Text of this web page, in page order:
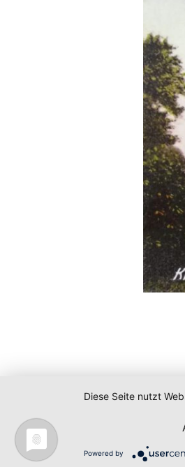
Diese Seite nutzt
Powered by